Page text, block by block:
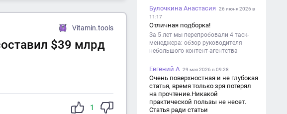
Vitamin.tools
$39 млрд
1
Булочкина Анастасия
26 июня 2026 в
11:17
Отличная подборка!
За 5 лет мы перепробовали 4 таск-
менеджера: обзор руководителя
небольшого контент-агентства
Евгений А 29 мая 2026 в 09:28
Очень поверхностная и не глубокая
статья, время только зря потерял
на прочтение.Никакой
практической пользы не несет.
Статья ради статьи